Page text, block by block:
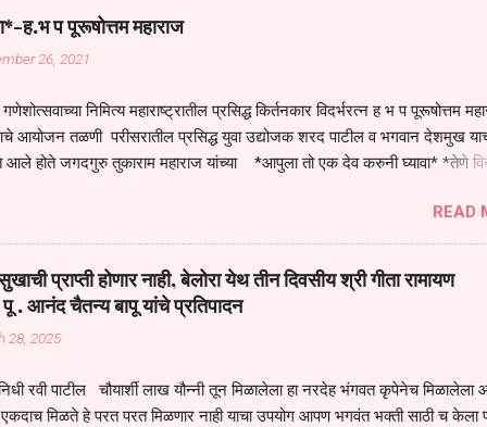
ह.भ प पूरूषोत्तम महाराज
26, 2021
निमित्य महाराष्ट्रातील प्रसिद्ध किर्तनकार विदर्भरत्न ह भ प पूरूषोत्तम
आयोजन तळणी परीसरातील प्रसिद्ध युवा उद्योजक शरद पाटील व भगवान देशमुख
आले होते जगदगुरु तुकाराम महाराज यांच्या *आपुला तो एक देव करुनी घ्यावा* *तेणे
बसलेली लोक ही खरच भाग्यवान आहेत कोरोना सारख्या महामारीत आपंण जिवंत आहोत
तर धार्मीक विचाराचा आधार आपल्याला घ्यावाच लागेल महामारीच्या काळात वारकरी
मानव जातीची मानसीक अवस्था सक्षम असणे गरजेचे आहे कोरोना ने मानवी
सगळ्याना करून दीली आहे मनुष्याच्या आयुष्यातील नामसाधना ही त्याच्यासाठी खूप
करण्याचा आळस आ...
READ
प्राप्ती होणार नाही, बेलोरा येथ तीन दिवसीय श्री गीता रामायण
. आनंद चैतन्य बापू यांचे प्रतिपादन
28, 2025
रवी पाटील चौयार्शी लाख यौन्नी तून मिळालेला हा नरदेह भंगवत कृपेनेच मिळालेला
मिळते हे परत परत मिळणार नाही याचा उपयोग आपण भगवंत भक्ती साठी च केला